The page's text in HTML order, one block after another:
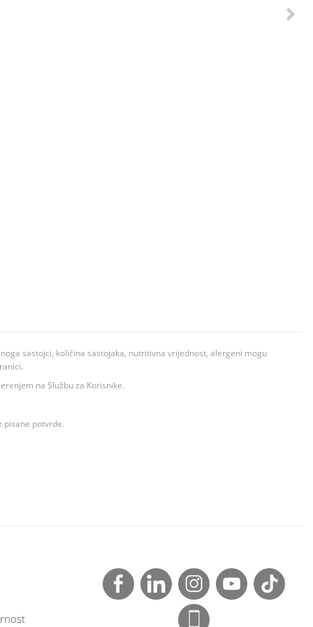
sastojci, količina sastojaka, nutritivna vrijednost, alergeni mogu
na Službu za Korisnike.
pisane potvrde.